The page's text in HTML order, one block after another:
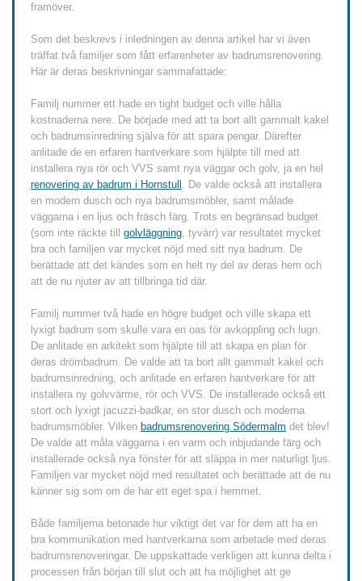
framöver.
Som det beskrevs i inledningen av denna artikel har vi även
träffat två familjer som fått erfarenheter av badrumsrenovering.
Här är deras beskrivningar sammafattade:
Familj nummer ett hade en tight budget och ville hålla
kostnaderna nere. De började med att ta bort allt gammalt kakel
och badrumsinredning själva för att spara pengar. Därefter
anlitade de en erfaren hantverkare som hjälpte till med att
installera nya rör och VVS samt nya väggar och golv, ja en hel
renovering av badrum i Hornstull . De valde också att installera
en modern dusch och nya badrumsmöbler, samt målade
väggarna i en ljus och fräsch färg. Trots en begränsad budget
(som inte räckte till golvläggning, tyvärr) var resultatet mycket
bra och familjen var mycket nöjd med sitt nya badrum. De
berättade att det kändes som en helt ny del av deras hem och
att de nu njuter av att tillbringa tid där.
Familj nummer två hade en högre budget och ville skapa ett
lyxigt badrum som skulle vara en oas för avkoppling och lugn.
De anlitade en arkitekt som hjälpte till att skapa en plan för
deras drömbadrum. De valde att ta bort allt gammalt kakel och
badrumsinredning, och anlitade en erfaren hantverkare för att
installera ny golvvärme, rör och VVS. De installerade också ett
stort och lyxigt jacuzzi-badkar, en stor dusch och moderna
badrumsmöbler. Vilken badrumsrenovering Södermalm det blev!
De valde att måla väggarna i en varm och inbjudande färg och
installerade också nya fönster för att släppa in mer naturligt ljus.
Familjen var mycket nöjd med resultatet och berättade att de nu
känner sig som om de har ett eget spa i hemmet.
Både familjerna betonade hur viktigt det var för dem att ha en
bra kommunikation med hantverkarna som arbetade med deras
badrumsrenoveringar. De uppskattade verkligen att kunna delta i
processen från början till slut och att ha möjlighet att ge